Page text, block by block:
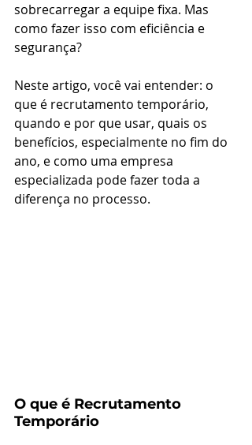
sobrecarregar a equipe fixa. Mas
como fazer isso com eficiência e
segurança?
Neste artigo, você vai entender: o
que é recrutamento temporário,
quando e por que usar, quais os
benefícios, especialmente no fim do
ano, e como uma empresa
especializada pode fazer toda a
diferença no processo.
O que é Recrutamento
Temporário